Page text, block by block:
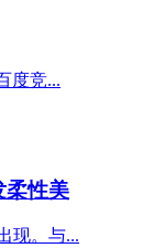
度竞...
柔性美
现。与...